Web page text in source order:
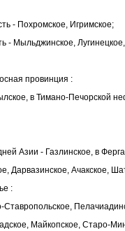
- Похромское, Игримское;
- Мыльджинское,
провинция :
в Тимано-Печорской
Азии - Газлинское, в
Дарвазинское, Ачакское,
:
Ставропольское,
Майкопское, Старо-